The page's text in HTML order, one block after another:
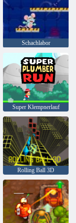
Schachlabor
Super Klempnerlauf
Rolling Ball 3D